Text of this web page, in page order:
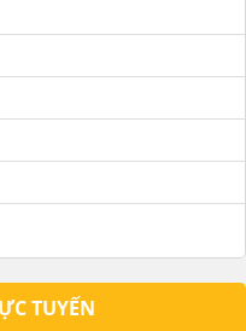
TUYẾN